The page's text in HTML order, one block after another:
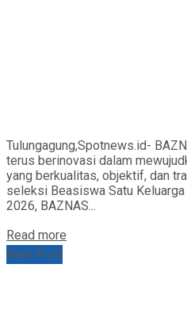
Tulungagung,Spotnews.id-
terus berinovasi dalam
yang berkualitas, objektif, dan
seleksi Beasiswa Satu Keluarga
2026, BAZNAS...
Read more
Next Post